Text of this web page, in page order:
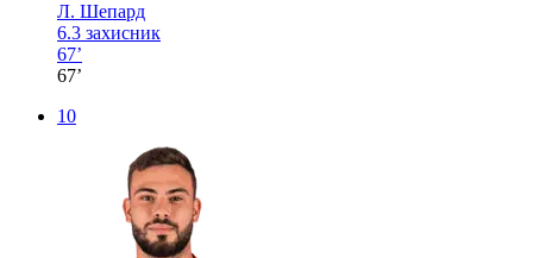
Л. Шепард
6.3 захисник
67’
67’
10